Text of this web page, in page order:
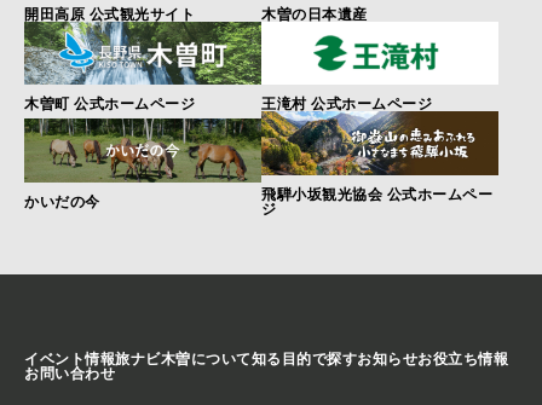
開田高原 公式観光サイト 木曽の日本遺産
木曽町 公式ホームページ 王滝村 公式ホームページ
かいだの今
飛騨小坂観光協会 公式ホームペー
ジ
イベント情報旅ナビ木曽について知る 目的で探すお知らせお役立ち情報
お問い合わせ